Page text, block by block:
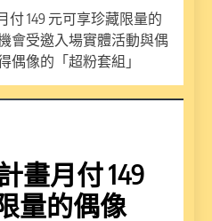
付 149 元可享珍藏限量的
會受邀入場實體活動與偶
偶像的「超粉套組」
畫月付 149
量的偶像